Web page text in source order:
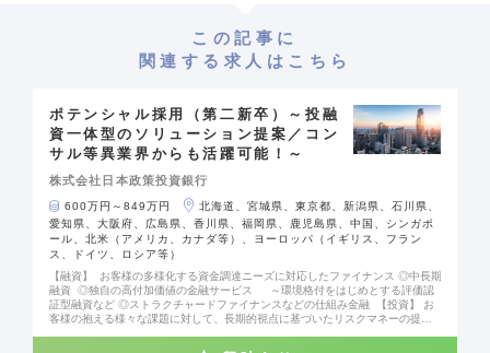
この記事に
関連する求人はこちら
ポテンシャル採用（第二新卒）～投融
資一体型のソリューション提案／コン
サル等異業界からも活躍可能！～
株式会社日本政策投資銀行
600万円～849万円
北海道、宮城県、東京都、新潟県、石川県、
愛知県、大阪府、広島県、香川県、福岡県、鹿児島県、中国、シンガポ
ール、北米（アメリカ、カナダ等）、ヨーロッパ（イギリス、フラン
ス、ドイツ、ロシア等）
【融資】 お客様の多様化する資金調達ニーズに対応したファイナンス ◎中長期
融資 ◎独自の高付加価値の金融サービス ～環境格付をはじめとする評価認
証型融資など ◎ストラクチャードファイナンスなどの仕組み金融 【投資】 お
客様の抱える様々な課題に対して、長期的視点に基づいたリスクマネーの提供